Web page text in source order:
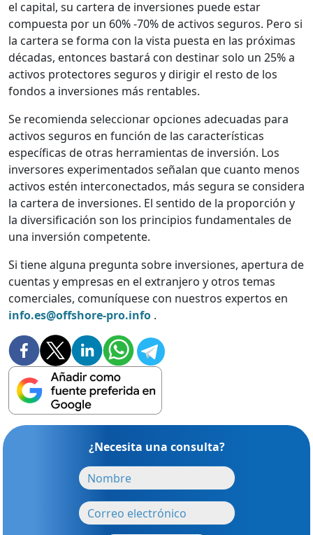
el capital, su cartera de inversiones puede estar
compuesta por un 60% -70% de activos seguros. Pero si
la cartera se forma con la vista puesta en las próximas
décadas, entonces bastará con destinar solo un 25% a
activos protectores seguros y dirigir el resto de los
fondos a inversiones más rentables.
Se recomienda seleccionar opciones adecuadas para
activos seguros en función de las características
específicas de otras herramientas de inversión. Los
inversores experimentados señalan que cuanto menos
activos estén interconectados, más segura se considera
la cartera de inversiones. El sentido de la proporción y
la diversificación son los principios fundamentales de
una inversión competente.
Si tiene alguna pregunta sobre inversiones, apertura de
cuentas y empresas en el extranjero y otros temas
comerciales, comuníquese con nuestros expertos en
info.es@offshore-pro.info .
¿Necesita una consulta?